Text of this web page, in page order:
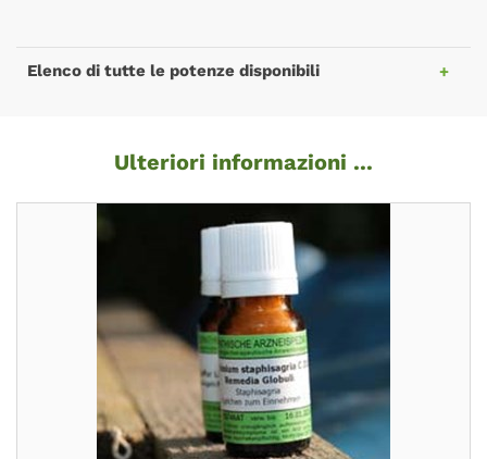
Elenco di tutte le potenze disponibili
Ulteriori informazioni ...